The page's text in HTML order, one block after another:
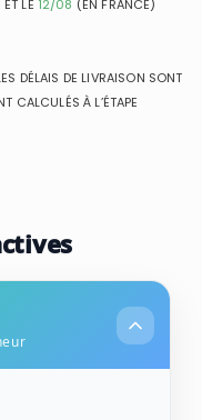
ET LE 12/08 (EN FRANCE)
DÉLAIS DE LIVRAISON SONT
CALCULÉS À L’ÉTAPE